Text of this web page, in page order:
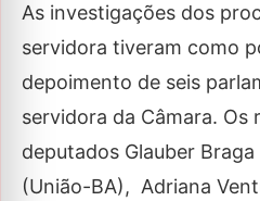
As investigações dos
servidora tiveram como
depoimento de seis
servidora da Câmara. Os
deputados Glauber
(União-BA), Adriana